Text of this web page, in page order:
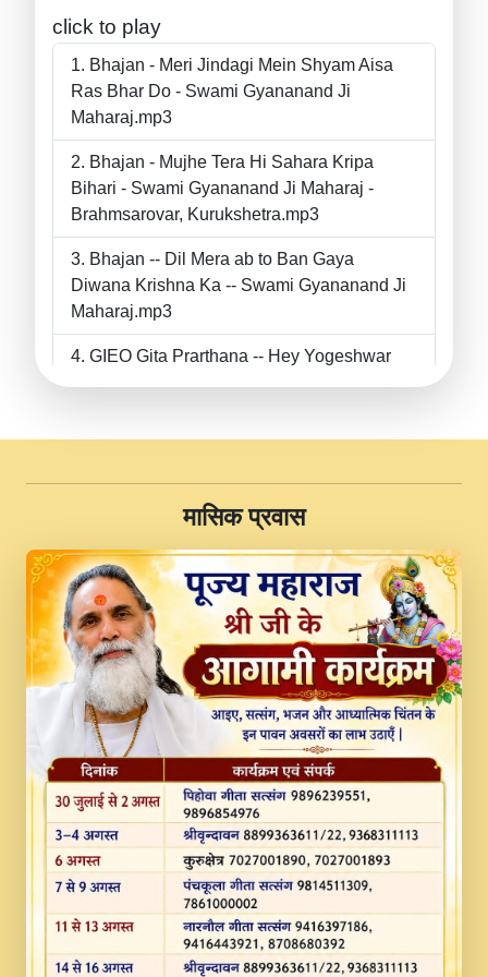
click to play
Bhajan - Meri Jindagi Mein Shyam Aisa
Ras Bhar Do - Swami Gyananand Ji
Maharaj.mp3
Bhajan - Mujhe Tera Hi Sahara Kripa
Bihari - Swami Gyananand Ji Maharaj -
Brahmsarovar, Kurukshetra.mp3
Bhajan -- Dil Mera ab to Ban Gaya
Diwana Krishna Ka -- Swami Gyananand Ji
Maharaj.mp3
GIEO Gita Prarthana -- Hey Yogeshwar
II Swami Gyananand Ji Maharaj.mp3
JINU SATGURU AAP BULAVE by Rasik
Pawan ji 20-11-19 Sankirtan At VEER JI
PRABHU KUTEER CHANNEL.mp3
Kina Sohna Tera Bhawan Sajaya Mata
Vaishno Devi Aarti Mata Rani Bhajan By
Lakhwinder Wadali Ji.mp3
MERE MANN VICH KANTH KALER
NEW PUNAJBI DEVOTIONAL SONG 2017
FULL VIDEO HD.mp3
Na To Roop Hai Bindu Ji Maharaj Pad - A
Divine Bhajan by Shri Indresh Ji
#BhaktiPath.mp3
Radha Rani Ki Kirpa Best Devotional
Song By Chitra Vichitra.mp3
​मासिक प्रवास